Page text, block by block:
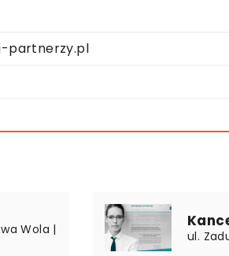
partnerzy.pl
Wola |
ul.